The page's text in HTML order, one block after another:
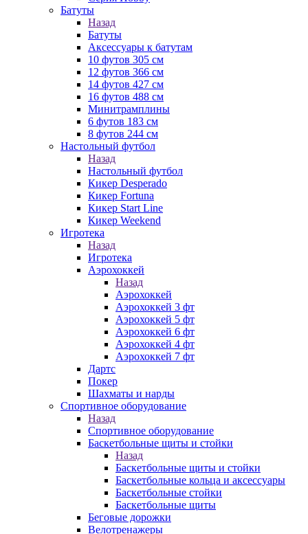
Батуты
Назад
Батуты
Аксессуары к батутам
10 футов 305 см
12 футов 366 см
14 футов 427 см
16 футов 488 см
Минитрамплины
6 футов 183 см
8 футов 244 см
Настольный футбол
Назад
Настольный футбол
Кикер Desperado
Кикер Fortuna
Кикер Start Line
Кикер Weekend
Игротека
Назад
Игротека
Аэрохоккей
Назад
Аэрохоккей
Аэрохоккей 3 фт
Аэрохоккей 5 фт
Аэрохоккей 6 фт
Аэрохоккей 4 фт
Аэрохоккей 7 фт
Дартс
Покер
Шахматы и нарды
Спортивное оборудование
Назад
Спортивное оборудование
Баскетбольные щиты и стойки
Назад
Баскетбольные щиты и стойки
Баскетбольные кольца и аксессуары
Баскетбольные стойки
Баскетбольные щиты
Беговые дорожки
Велотренажеры